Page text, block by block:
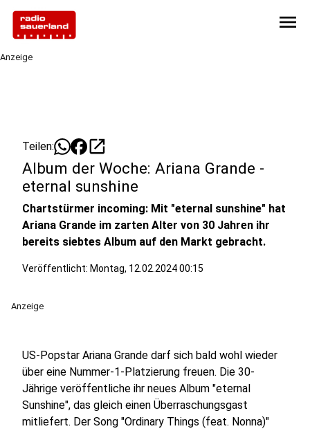
menu
Anzeige
Teilen: open_in_new
Album der Woche: Ariana Grande -
eternal sunshine
Chartstürmer incoming: Mit "eternal sunshine" hat
Ariana Grande im zarten Alter von 30 Jahren ihr
bereits siebtes Album auf den Markt gebracht.
Veröffentlicht: Montag, 12.02.2024 00:15
Anzeige
US-Popstar Ariana Grande darf sich bald wohl wieder
über eine Nummer-1-Platzierung freuen. Die 30-
Jährige veröffentliche ihr neues Album "eternal
Sunshine", das gleich einen Überraschungsgast
mitliefert. Der Song "Ordinary Things (feat. Nonna)"